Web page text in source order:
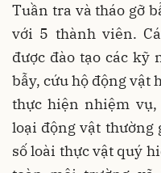
Tuần tra và tháo gỡ
với 5 thành viên.
được đào tạo các kỹ
bẫy, cứu hộ động vật
thực hiện nhiệm
loại động vật thường
số loài thực vật quý